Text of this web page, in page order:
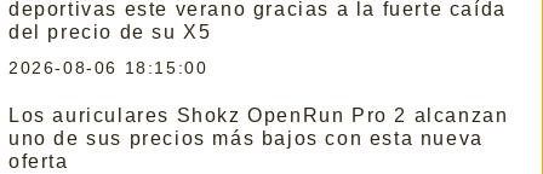
deportivas este verano gracias a la fuerte caída
del precio de su X5
2026-08-06 18:15:00
Los auriculares Shokz OpenRun Pro 2 alcanzan
uno de sus precios más bajos con esta nueva
oferta